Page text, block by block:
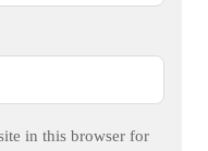
in this browser for